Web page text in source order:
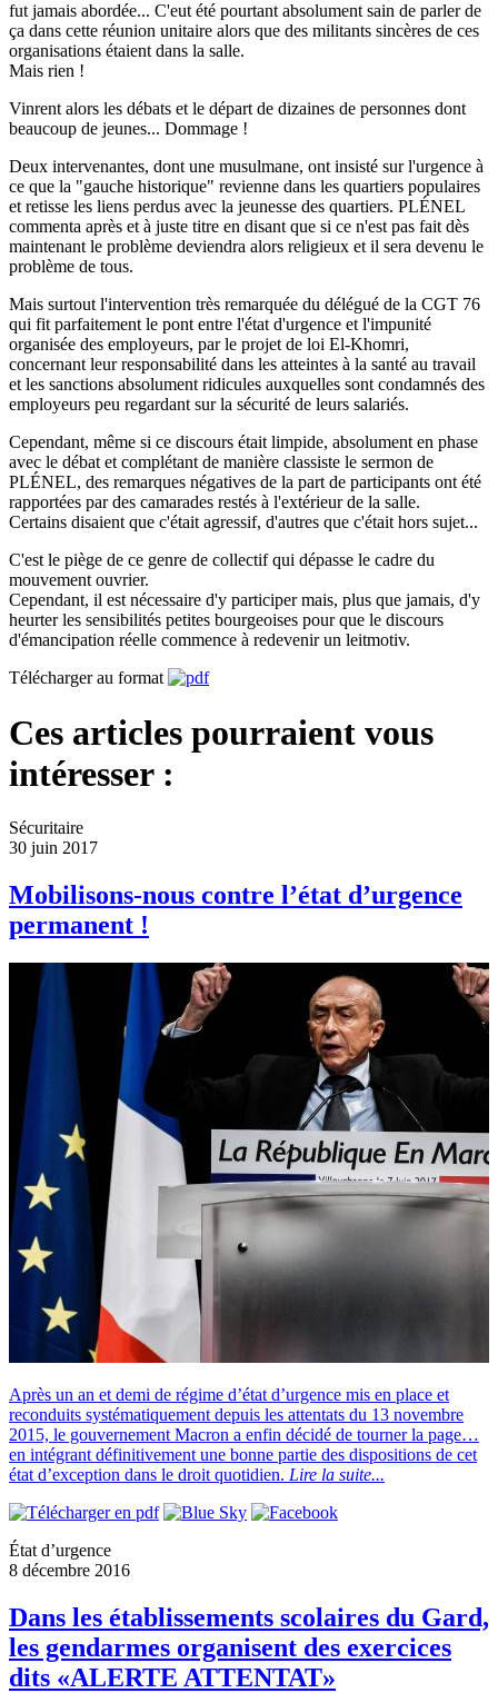
fut jamais abordée... C'eut été pourtant absolument sain de parler de
ça dans cette réunion unitaire alors que des militants sincères de ces
organisations étaient dans la salle.
Mais rien !
Vinrent alors les débats et le départ de dizaines de personnes dont
beaucoup de jeunes... Dommage !
Deux intervenantes, dont une musulmane, ont insisté sur l'urgence à
ce que la "gauche historique" revienne dans les quartiers populaires
et retisse les liens perdus avec la jeunesse des quartiers. PLÉNEL
commenta après et à juste titre en disant que si ce n'est pas fait dès
maintenant le problème deviendra alors religieux et il sera devenu le
problème de tous.
Mais surtout l'intervention très remarquée du délégué de la CGT 76
qui fit parfaitement le pont entre l'état d'urgence et l'impunité
organisée des employeurs, par le projet de loi El-Khomri,
concernant leur responsabilité dans les atteintes à la santé au travail
et les sanctions absolument ridicules auxquelles sont condamnés des
employeurs peu regardant sur la sécurité de leurs salariés.
Cependant, même si ce discours était limpide, absolument en phase
avec le débat et complétant de manière classiste le sermon de
PLÉNEL, des remarques négatives de la part de participants ont été
rapportées par des camarades restés à l'extérieur de la salle.
Certains disaient que c'était agressif, d'autres que c'était hors sujet...
C'est le piège de ce genre de collectif qui dépasse le cadre du
mouvement ouvrier.
Cependant, il est nécessaire d'y participer mais, plus que jamais, d'y
heurter les sensibilités petites bourgeoises pour que le discours
d'émancipation réelle commence à redevenir un leitmotiv.
Télécharger au format
Ces articles pourraient vous
intéresser :
Sécuritaire
30 juin 2017
Mobilisons-nous contre l’état d’urgence
permanent !
Après un an et demi de régime d’état d’urgence mis en place et
reconduits systématiquement depuis les attentats du 13 novembre
2015, le gouvernement Macron a enfin décidé de tourner la page…
en intégrant définitivement une bonne partie des dispositions de cet
état d’exception dans le droit quotidien. Lire la suite...
État d’urgence
8 décembre 2016
Dans les établissements scolaires du Gard,
les gendarmes organisent des exercices
dits «ALERTE ATTENTAT»